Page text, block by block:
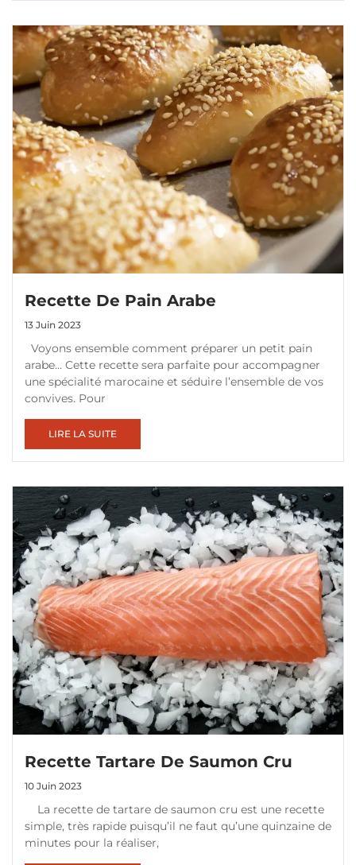
Recette De Pain Arabe
13 Juin 2023
Voyons ensemble comment préparer un petit pain
arabe… Cette recette sera parfaite pour accompagner
une spécialité marocaine et séduire l’ensemble de vos
convives. Pour
LIRE LA SUITE
Recette Tartare De Saumon Cru
10 Juin 2023
La recette de tartare de saumon cru est une recette
simple, très rapide puisqu’il ne faut qu’une quinzaine de
minutes pour la réaliser,